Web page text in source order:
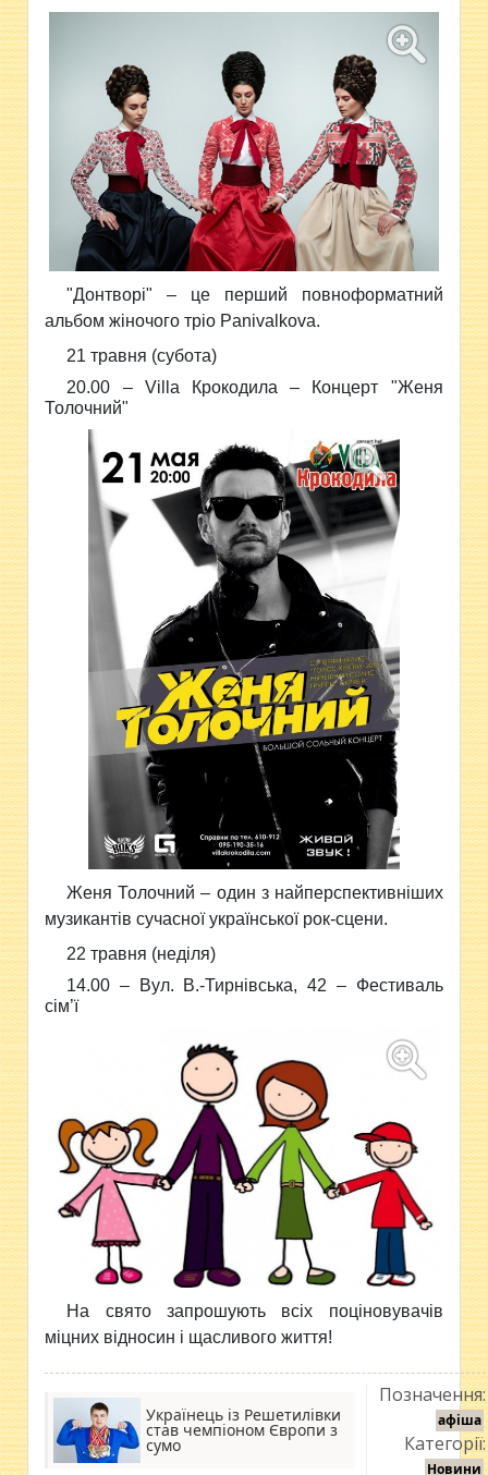
"Донтворі" – це перший повноформатний
альбом жіночого тріо Panivalkova.
21 травня (субота)
20.00 – Villa Крокодила – Концерт "Женя
Толочний"
Женя Толочний – один з найперспективніших
музикантів сучасної української рок-сцени.
22 травня (неділя)
14.00 – Вул. В.-Тирнівська, 42 – Фестиваль
сім’ї
На свято запрошують всіх поціновувачів
міцних відносин і щасливого життя!
Українець із Решетилівки
став чемпіоном Європи з
сумо
Позначення:
афіша
Категорії:
Новини